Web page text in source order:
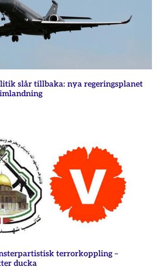
slår tillbaka: nya regeringsplanet
terrorkoppling –
ducka